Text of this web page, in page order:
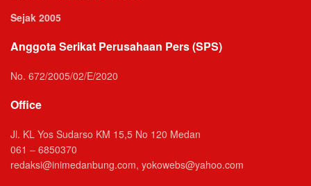
Sejak 2005
Anggota Serikat Perusahaan Pers (SPS)
No. 672/2005/02/E/2020
Office
Jl. KL Yos Sudarso KM 15,5 No 120 Medan
061 – 6850370
redaksi@inimedanbung.com, yokowebs@yahoo.com